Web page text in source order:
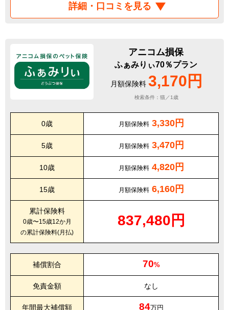
詳細・口コミを見る
アニコム損保
ふぁみりぃ70％プラン
月額保険料 3,170円
検索条件：猫／1歳
0歳 月額保険料 3,330円
5歳 月額保険料 3,470円
10歳 月額保険料 4,820円
15歳 月額保険料 6,160円
累計保険料
0歳〜15歳12か月
の累計保険料(月払)
837,480円
補償割合 70%
免責金額 なし
年間最大補償額 84万円